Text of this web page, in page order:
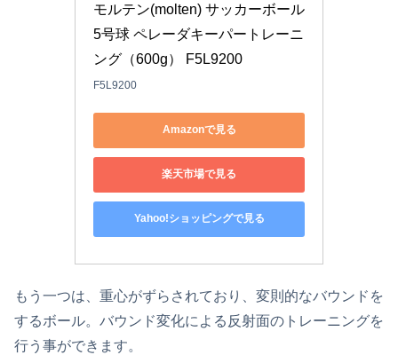
モルテン(molten) サッカーボール
5号球 ペレーダキーパートレーニ
ング（600g） F5L9200
F5L9200
Amazonで見る
楽天市場で見る
Yahoo!ショッピングで見る
もう一つは、重心がずらされており、変則的なバウンドを
するボール。バウンド変化による反射面のトレーニングを
行う事ができます。